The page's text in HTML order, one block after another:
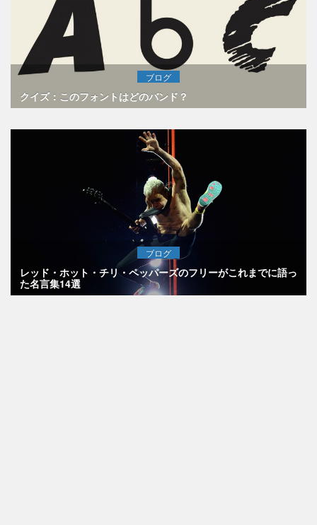
ブログ
クイズ：このフォントはどのバンド？
ブログ
レッド・ホット・チリ・ペッパーズのフリーがこれまでに語っ
た名言集14選